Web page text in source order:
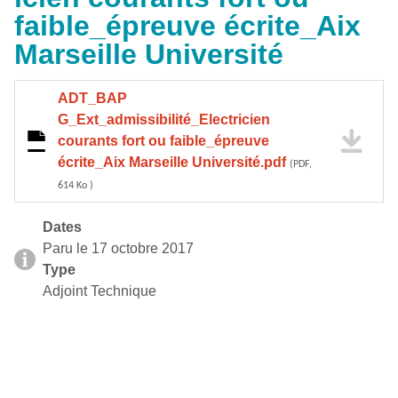
faible_épreuve écrite_Aix
Marseille Université
ADT_BAP
G_Ext_admissibilité_Electricien
courants fort ou faible_épreuve
écrite_Aix Marseille Université.pdf (PDF,
614 Ko )
Dates
Paru le 17 octobre 2017
Type
Adjoint Technique